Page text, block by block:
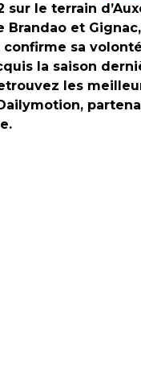
sur le terrain
Brandao et Gignac,
sa
la saison
les